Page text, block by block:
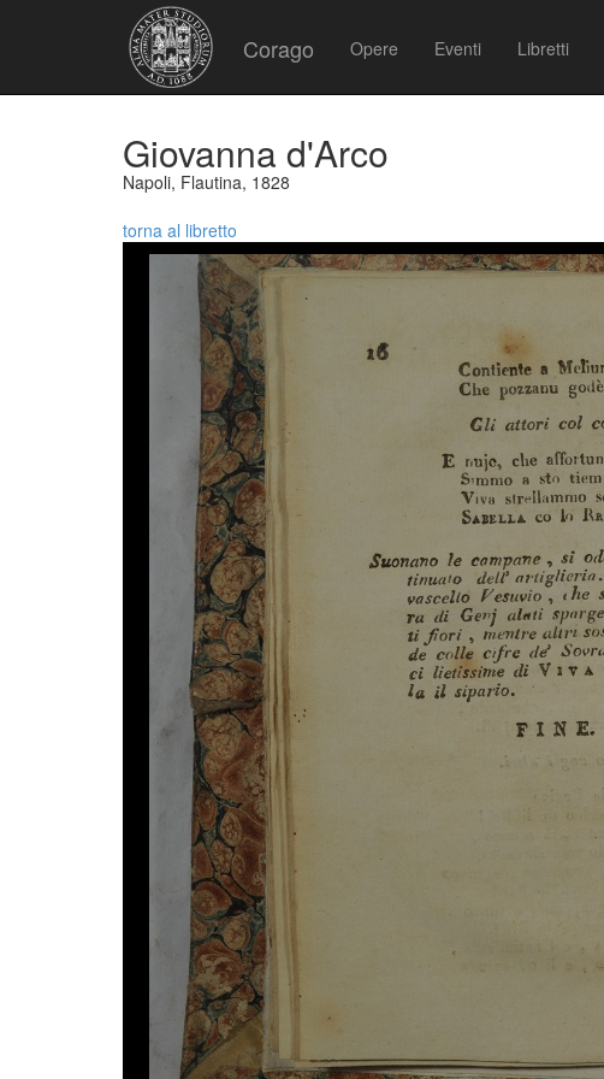
Corago Opere Eventi Libretti
Giovanna d'Arco
Napoli, Flautina, 1828
torna al libretto